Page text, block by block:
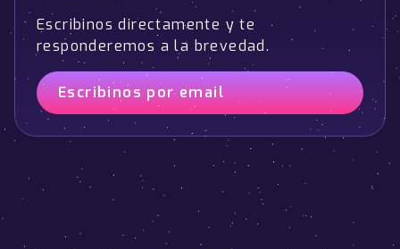
Escribinos directamente y te
responderemos a la brevedad.
Escribinos por email